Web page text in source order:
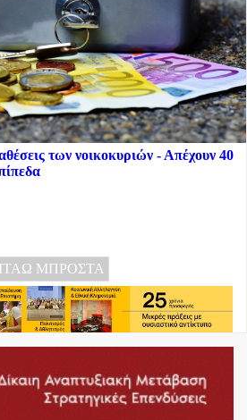
των νοικοκυριών - Απέχουν 40
ΜΠΡΟΣΤΑ